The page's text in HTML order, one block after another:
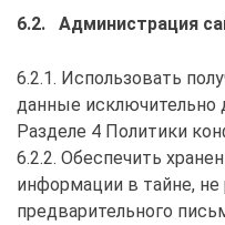
6.2. Администрация
6.2.1. Использовать
данные исключительно
Разделе 4 Политики
6.2.2. Обеспечить
информации в тайне, не
предварительного